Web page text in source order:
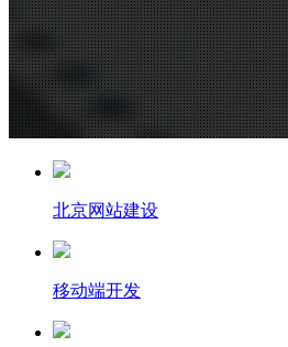
北京网站建设
移动端开发